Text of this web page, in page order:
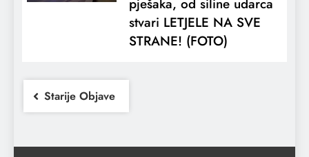
pješaka, od siline udarca
stvari LETJELE NA SVE
STRANE! (FOTO)
Starije Objave